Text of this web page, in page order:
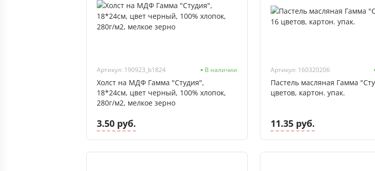
Артикул: 190923_b1824 В наличии
Холст на МДФ Гамма "Студия",
18*24см, цвет черный, 100% хлопок,
280г/м2, мелкое зерно
3.50 руб.
Артикул: 160320206
Пастель масляная Гамма
цветов, картон. упак.
11.35 руб.